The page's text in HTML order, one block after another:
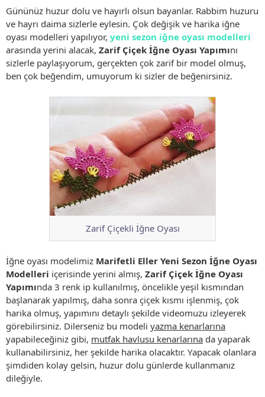
Gününüz huzur dolu ve hayırlı olsun bayanlar. Rabbim huzuru
ve hayrı daima sizlerle eylesin. Çok değişik ve harika iğne
oyası modelleri yapılıyor, yeni sezon iğne oyası modelleri
arasında yerini alacak, Zarif Çiçek İğne Oyası Yapımını
sizlerle paylaşıyorum, gerçekten çok zarif bir model olmuş,
ben çok beğendim, umuyorum ki sizler de beğenirsiniz.
Zarif Çiçekli İğne Oyası
İğne oyası modelimiz Marifetli Eller Yeni Sezon İğne Oyası
Modelleri içerisinde yerini almış, Zarif Çiçek İğne Oyası
Yapımında 3 renk ip kullanılmış, öncelikle yeşil kısmından
başlanarak yapılmış, daha sonra çiçek kısmı işlenmiş, çok
harika olmuş, yapımını detaylı şekilde videomuzu izleyerek
görebilirsiniz. Dilerseniz bu modeli yazma kenarlarına
yapabileceğiniz gibi, mutfak havlusu kenarlarına da yaparak
kullanabilirsiniz, her şekilde harika olacaktır. Yapacak olanlara
şimdiden kolay gelsin, huzur dolu günlerde kullanmanız
dileğiyle.